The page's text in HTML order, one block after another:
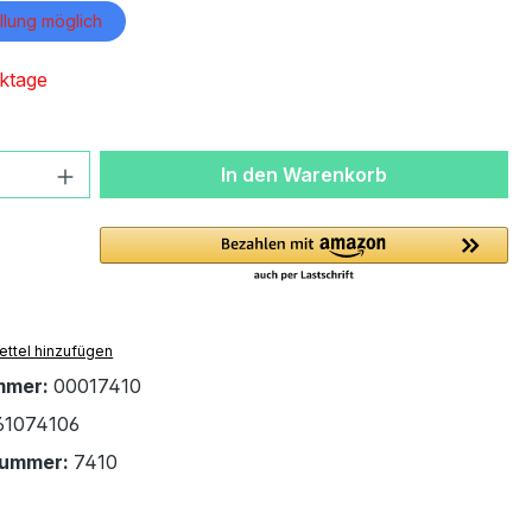
möglich
Gib den gewünschten Wert
In den Warenkorb
hinzufügen
00017410
7410